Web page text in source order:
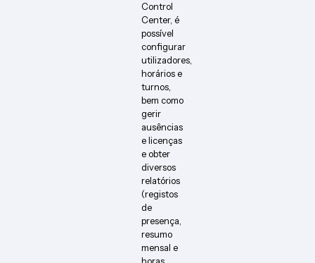
Control
Center, é
possível
configurar
utilizadores,
horários e
turnos,
bem como
gerir
ausências
e licenças
e obter
diversos
relatórios
(registos
de
presença,
resumo
mensal e